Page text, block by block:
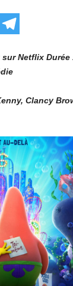
Netflix Durée
Clancy